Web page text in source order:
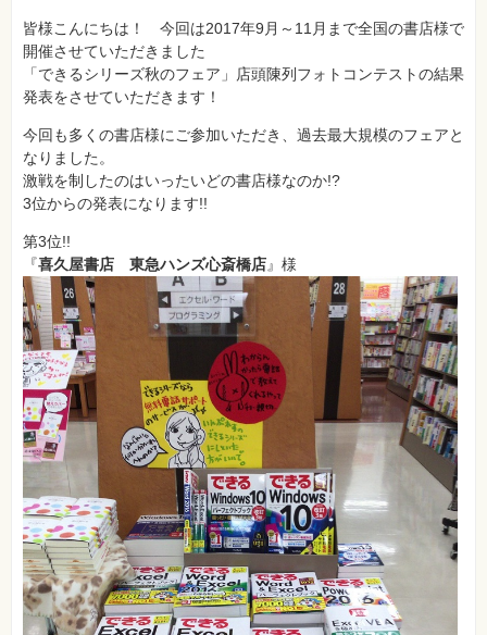
モ
バ
イ
ル・
マ
ト
フ
ォ
ン・
SNS
Web
作
成・
マ
ー
ケ
テ
ィ
ン
グ
ビ
ジ
ネ
ス・
読
み
物
カ
メ
ラ・
写
真
皆様こんにちは！ 今回は2017年9月～11月まで全国の書店様で
開催させていただきました
「できるシリーズ秋のフェア」店頭陳列フォトコンテストの結果
発表をさせていただきます！
今回も多くの書店様にご参加いただき、過去最大規模のフェアと
なりました。
激戦を制したのはいったいどの書店様なのか!?
3位からの発表になります!!
第3位!!
『喜久屋書店 東急ハンズ心斎橋店』様